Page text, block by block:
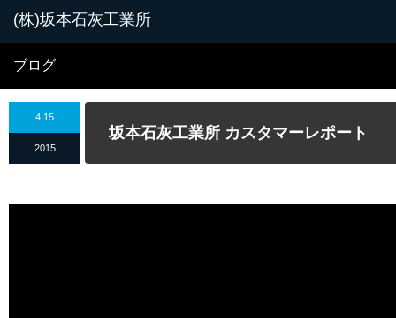
ブログ
4.15
2015
坂本石灰工業所 カスタマーレポート